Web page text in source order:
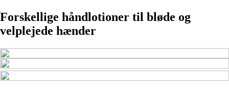
Forskellige håndlotioner til bløde og
velplejede hænder